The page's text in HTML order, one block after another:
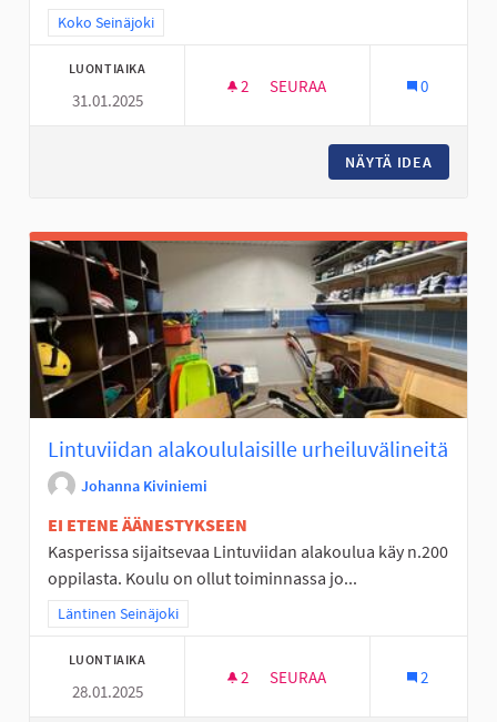
Rajaa tulokset teeman mukaan: Koko Seinäjoki
Koko Seinäjoki
LUONTIAIKA
31.01.2025
2 2 SEURAAJAA
SEURAA 0
NÄYTÄ IDEA
Lintuviidan alakoululaisille urheiluvälineitä
Johanna Kiviniemi
EI ETENE ÄÄNESTYKSEEN
Kasperissa sijaitsevaa Lintuviidan alakoulua käy n.200
oppilasta. Koulu on ollut toiminnassa jo...
Rajaa tulokset teeman mukaan: Läntinen Seinäjoki
Läntinen Seinäjoki
LUONTIAIKA
28.01.2025
2 2 SEURAAJAA
SEURAA 2